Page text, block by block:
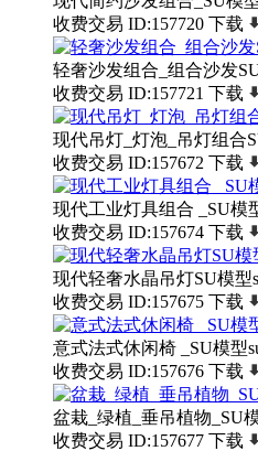
收费交易 ID:157720 下载
轻奢沙发组合_组合沙发
收费交易 ID:157721 下载
现代吊灯_灯泡_吊灯组合
收费交易 ID:157672 下载
现代工业灯具组合 _SU模
收费交易 ID:157674 下载
现代轻奢水晶吊灯SU模型
收费交易 ID:157675 下载
意式法式休闲椅 _SU模型
收费交易 ID:157676 下载
盆栽_绿植_垂吊植物_SU
收费交易 ID:157677 下载